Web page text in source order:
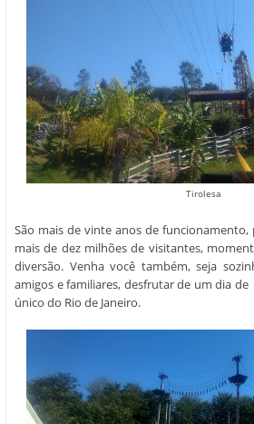
Tirolesa
São mais de vinte anos de
mais de dez milhões de visitantes,
diversão. Venha você também, seja
amigos e familiares, desfrutar de um dia
único do Rio de Janeiro.